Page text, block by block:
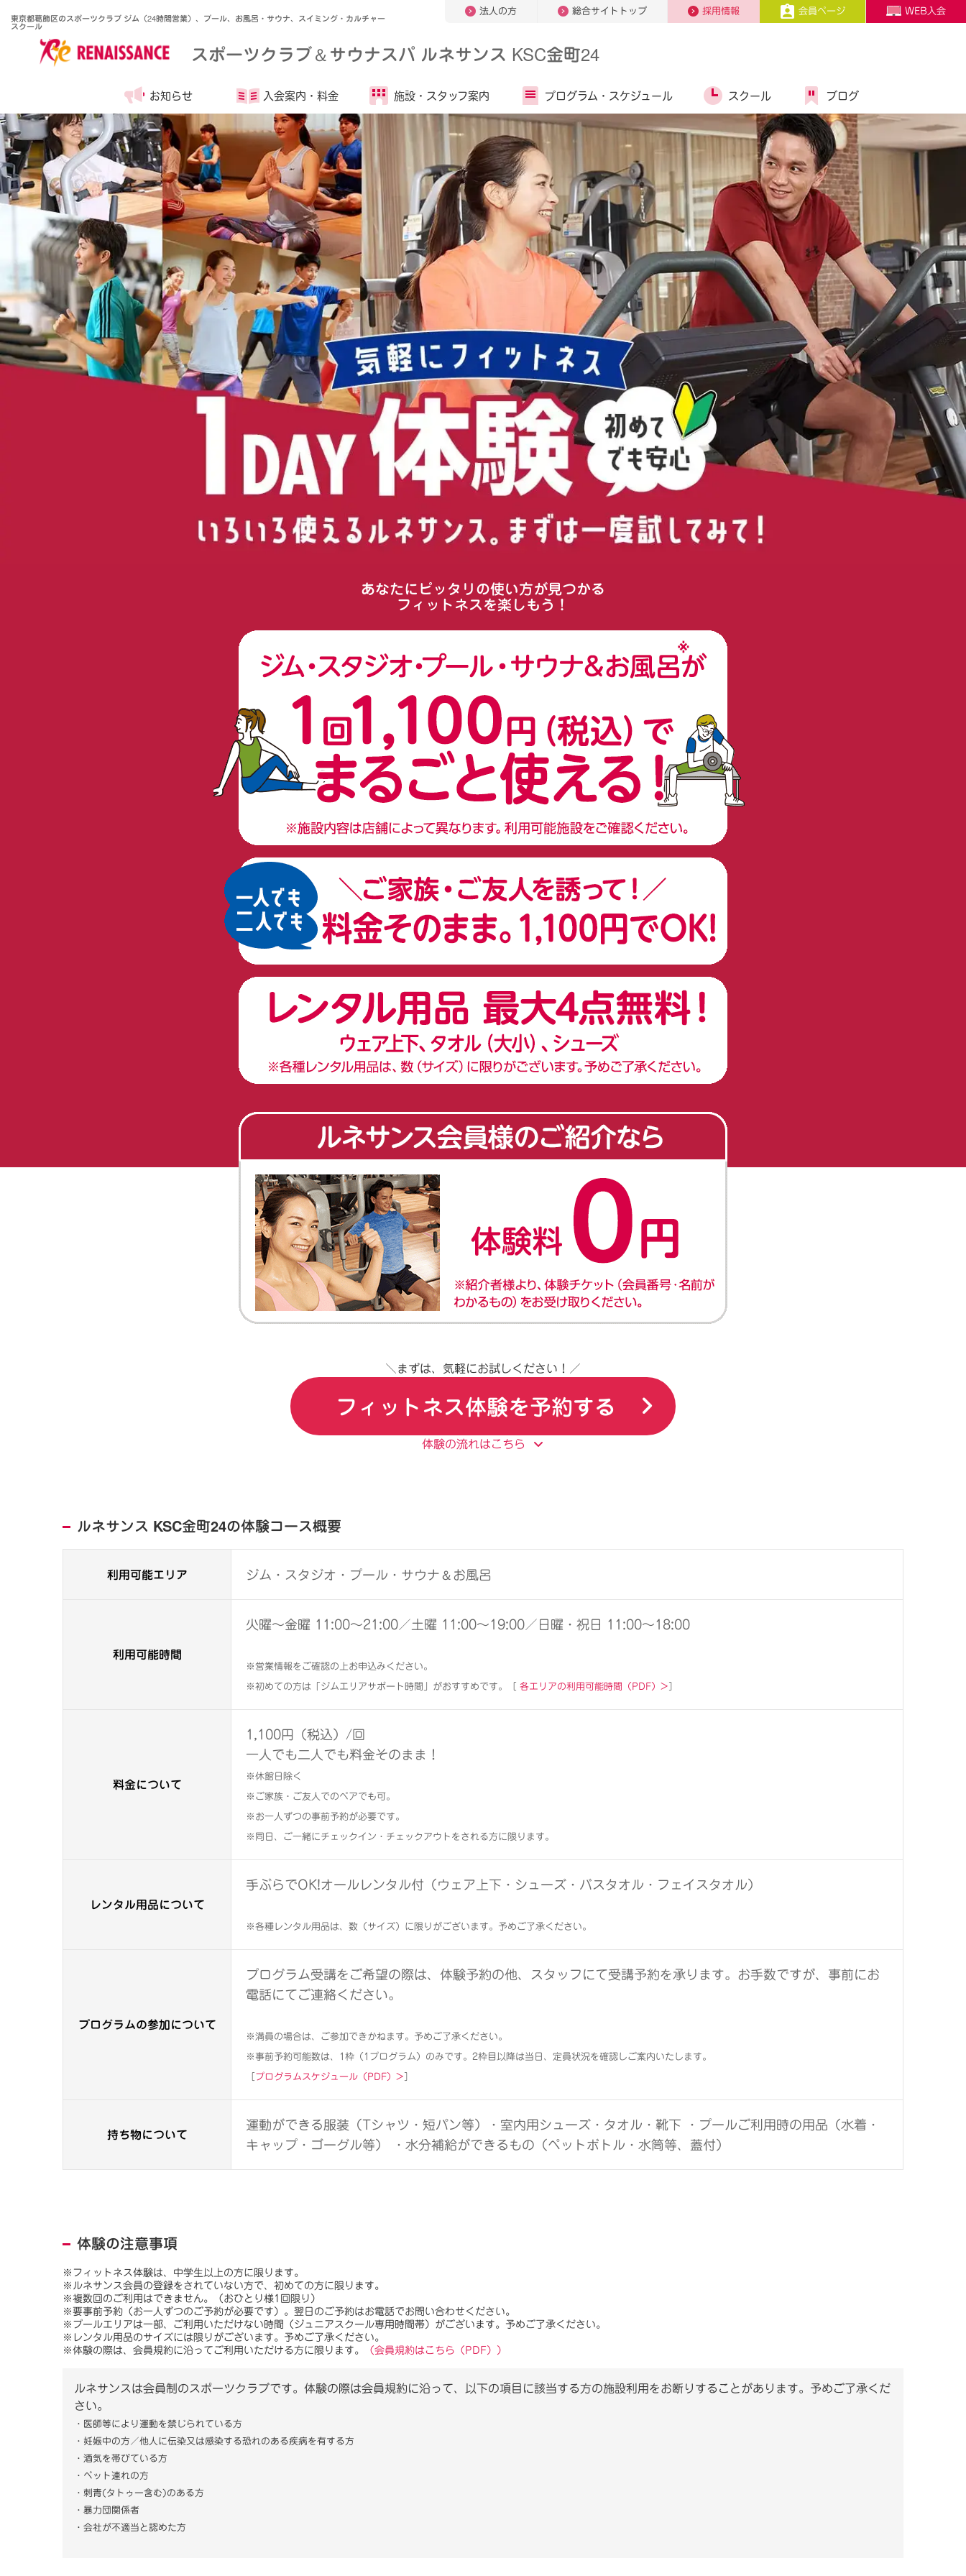
東京都葛飾区のスポーツクラブ ジム（24時間営業）、プール、お風呂・サウナ、スイミング・カルチャー
スクール
法人の方 総合サイトトップ 採用情報 会員ページ WEB入会
スポーツクラブ＆サウナスパ ルネサンス KSC金町24
お知らせ 入会案内・ 料金 施設・ スタッフ案内 プログラム・ スケジュール スクール ブログ
あなたにピッタリの使い方が見つかる
フィットネスを楽しもう！
＼まずは、気軽にお試しください！／
フィットネス体験を予約する
体験の流れはこちら
ルネサンス KSC金町24の体験コース概要
利用可能エリア ジム・スタジオ・プール・サウナ ＆ お風呂
利用可能時間
火曜～金曜 11:00～21:00／土曜 11:00～19:00／日曜・祝日 11:00～18:00
※営業情報をご確認の上お申込みください。
※初めての方は「ジムエリアサポート時間」がおすすめです。［ 各エリアの利用可能時間（PDF）>
料金について
1,100円（税込）/回
一人でも二人でも料金そのまま！
※休館日除く
※ご家族・ご友人でのペアでも可。
※お一人ずつの事前予約が必要です。
※同日、ご一緒にチェックイン・チェックアウトをされる方に限ります。
レンタル用品について
手ぶらでOK!オールレンタル付（ウェア上下・シューズ・バスタオル・フェイスタオル）
※各種レンタル用品は、数（サイズ）に限りがございます。予めご了承ください。
プログラムの参加について
プログラム受講をご希望の際は、体験予約の他、スタッフにて受講予約を承ります。お手数ですが、事前にお
電話にてご連絡ください。
※満員の場合は、ご参加できかねます。予めご了承ください。
※事前予約可能数は、1枠（1プログラム）のみです。2枠目以降は当日、定員状況を確認しご案内いたします。
プログラムスケジュール（PDF）>
持ち物について
運動ができる服装（Tシャツ・短パン等）・室内用シューズ・タオル・靴下 ・プールご利用時の用品（水着・
キャップ・ゴーグル等） ・水分補給ができるもの（ペットボトル・水筒等、蓋付）
体験の注意事項
※フィットネス体験は、中学生以上の方に限ります。
※ルネサンス会員の登録をされていない方で、初めての方に限ります。
※複数回のご利用はできません。（おひとり様1回限り）
※要事前予約（お一人ずつのご予約が必要です）。翌日のご予約はお電話でお問い合わせください。
※プールエリアは一部、ご利用いただけない時間（ジュニアスクール専用時間帯）がございます。予めご了承ください。
※レンタル用品のサイズには限りがございます。予めご了承ください。
※体験の際は、会員規約に沿ってご利用いただける方に限ります。
（会員規約はこちら（PDF））
ルネサンスは会員制のスポーツクラブです。体験の際は会員規約に沿って、以下の項目に該当する方の施設利用をお断りすることがあります。予めご了承くだ
さい。
・医師等により運動を禁じられている方
・妊娠中の方／他人に伝染又は感染する恐れのある疾病を有する方
・酒気を帯びている方
・ペット連れの方
・刺青(タトゥー含む)のある方
・暴力団関係者
・会社が不適当と認めた方